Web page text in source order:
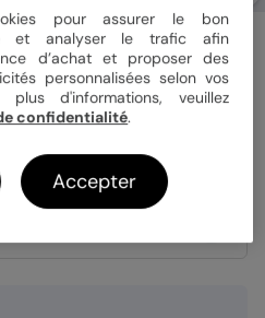
pour assurer le bon
et analyser le trafic afin
d’achat et proposer des
personnalisées selon vos
plus d'informations, veuillez
confidentialité.
Accepter